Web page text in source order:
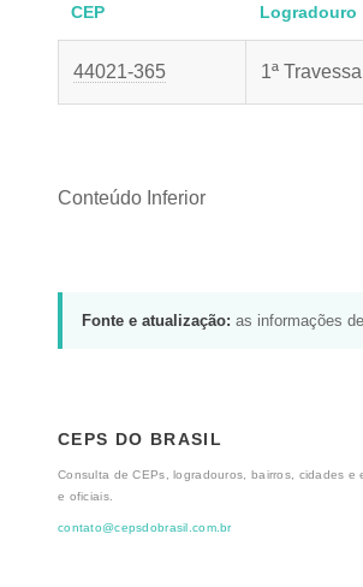
CEP Logradouro
44021-365 1ª
Conteúdo Inferior
Fonte e atualização: as informações
CEPS DO BRASIL
Consulta de CEPs, logradouros, bairros, cidades
e oficiais.
contato@cepsdobrasil.com.br